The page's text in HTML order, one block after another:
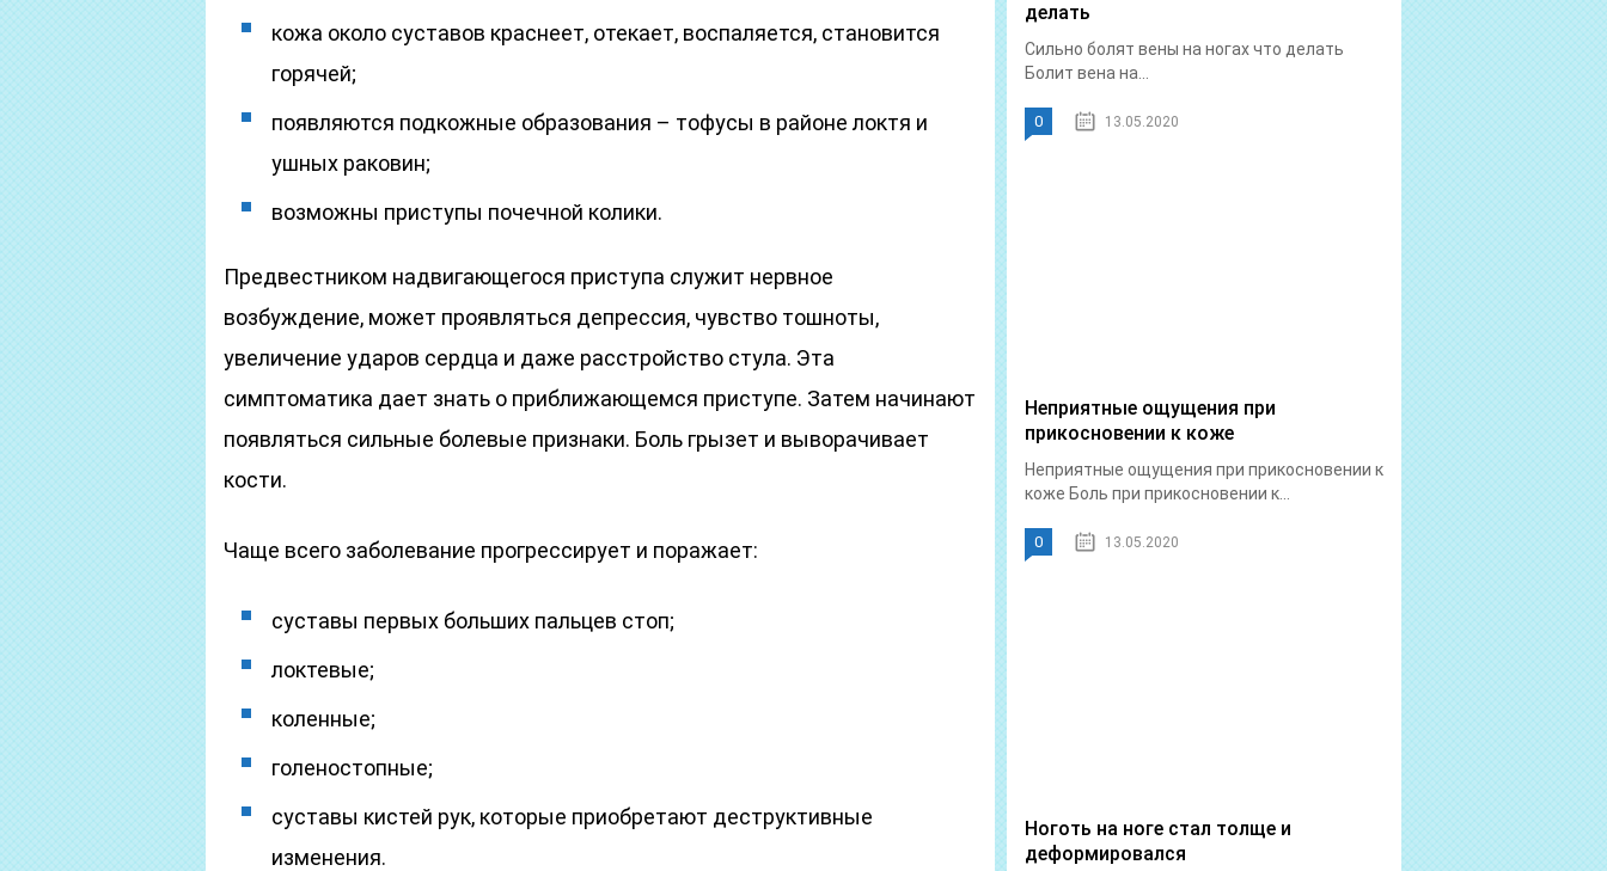
кожа около суставов краснеет, отекает, воспаляется, становится
горячей;
появляются подкожные образования – тофусы в районе локтя и
ушных раковин;
возможны приступы почечной колики.
Предвестником надвигающегося приступа служит нервное
возбуждение, может проявляться депрессия, чувство тошноты,
увеличение ударов сердца и даже расстройство стула. Эта
симптоматика дает знать о приближающемся приступе. Затем начинают
появляться сильные болевые признаки. Боль грызет и выворачивает
кости.
Чаще всего заболевание прогрессирует и поражает:
суставы первых больших пальцев стоп;
локтевые;
коленные;
голеностопные;
суставы кистей рук, которые приобретают деструктивные
изменения.
делать
Сильно болят вены на ногах что делать
Болит вена на...
0 13.05.2020
Неприятные ощущения при
прикосновении к коже
Неприятные ощущения при прикосновении к
коже Боль при прикосновении к...
0 13.05.2020
Ноготь на ноге стал толще и
деформировался